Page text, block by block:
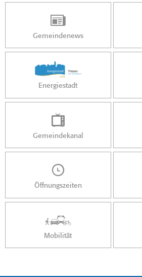
Gemeindenews
Energiestadt
Gemeindekanal
Öffnungszeiten
Mobilität